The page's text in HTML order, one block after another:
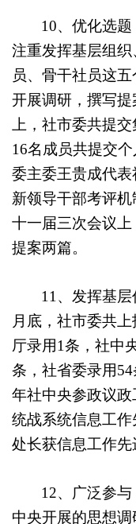
10、优化选
注重发挥基层组
员、骨干社员这
开展调研，撰写提
上，社市委共提
16名成员共提交
委主委王贵成代
新领导干部考评
十一届三次会议
提案两篇。
11 、发挥基
月底，社市委共上
厅录用1条，社中
条，社省委录用54
年社中央参政议政
统战系统信息工
处长获信息工作先
12、广泛参与
中央开展的思想